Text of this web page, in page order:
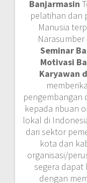
Banjarmasin
pelatihan dan
Manusia
Narasumber
Seminar
Motivasi
Karyawan
pengembangan
kepada ribuan
lokal di
dari sektor
kota dan
organisasi/
segera dapat
dengan